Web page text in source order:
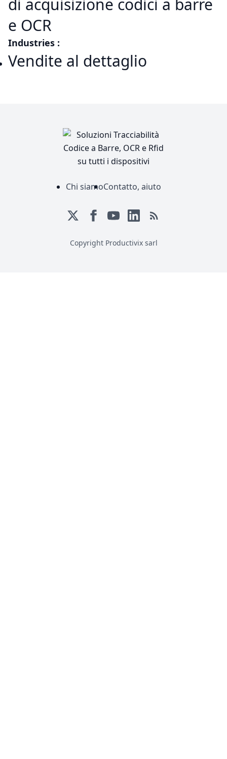
e OCR
Industries :
Vendite al dettaglio
Chi siamoContatto, aiuto
Copyright Productivix sarl